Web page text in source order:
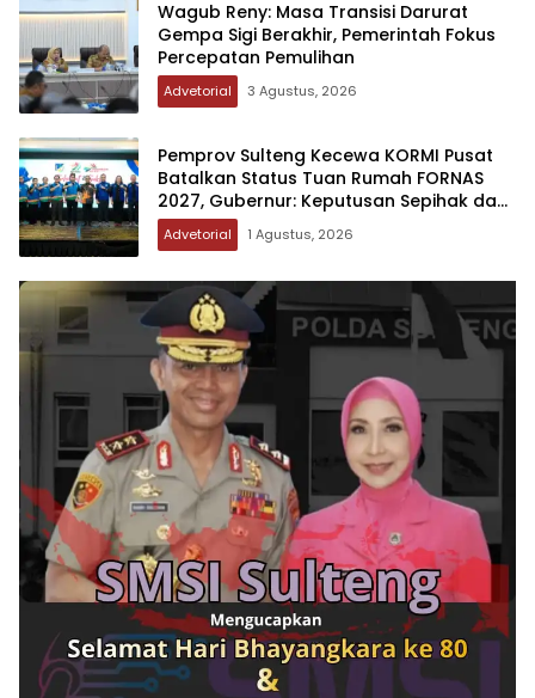
Wagub Reny: Masa Transisi Darurat
Gempa Sigi Berakhir, Pemerintah Fokus
Percepatan Pemulihan
Advetorial 3 Agustus, 2026
Pemprov Sulteng Kecewa KORMI Pusat
Batalkan Status Tuan Rumah FORNAS
2027, Gubernur: Keputusan Sepihak dan
Tanpa Koordinasi
Advetorial 1 Agustus, 2026